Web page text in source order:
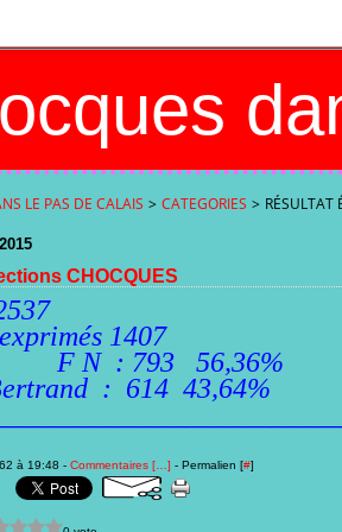
LE PAS DE CALAIS > CATEGORIES > RÉSULTAT
CHOCQUES
1407
793 56,36%
: 614 43,64%
à 19:48 - Commentaires [ ] - Permalien [#]